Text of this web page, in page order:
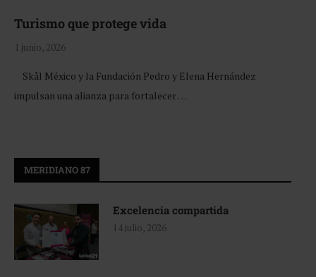
Turismo que protege vida
1 junio, 2026
Skål México y la Fundación Pedro y Elena Hernández
impulsan una alianza para fortalecer …
MERIDIANO 87
Excelencia compartida
14 julio, 2026